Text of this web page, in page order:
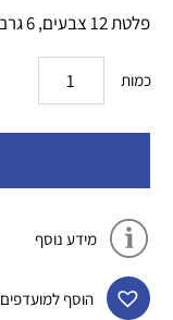
פלטת 12 צבעים, 6 גרם כל צבע.
כמות
מידע נוסף
הוסף למועדפים